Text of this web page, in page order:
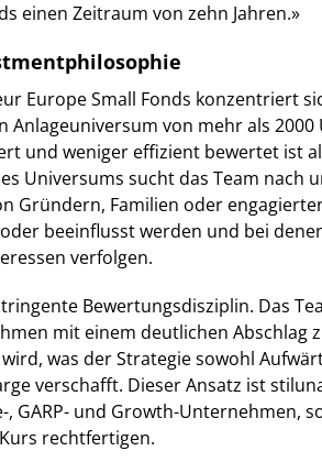
einen Zeitraum von zehn Jahren.»
Europe Small Fonds konzentriert
Anlageuniversum von mehr als
und weniger effizient bewertet ist
Universums sucht das Team nach
Gründern, Familien oder
beeinflusst werden und bei
verfolgen.
Bewertungsdisziplin. Das
mit einem deutlichen Abschlag
was der Strategie sowohl
verschafft. Dieser Ansatz ist
, GARP- und Growth-Unternehmen,
rechtfertigen.